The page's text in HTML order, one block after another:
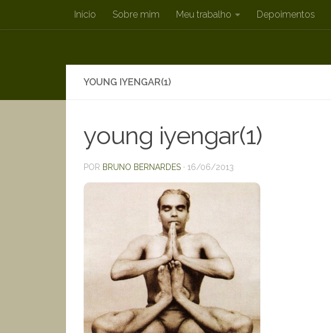
Skip to contentInício Sobre mim Meu trabalho Depoimentos
YOUNG IYENGAR(1)
young iyengar(1)
POR BRUNO BERNARDES · 16/06/2013